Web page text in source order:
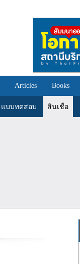
Articles Books
แบบทดสอบ สินเชื่อ